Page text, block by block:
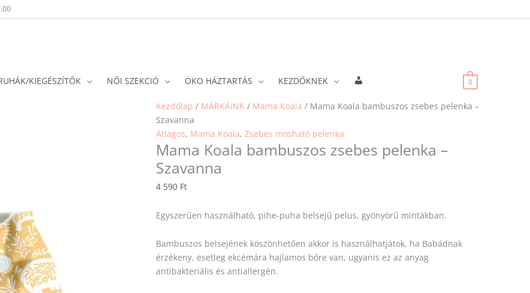
KIEGÉSZÍTŐK NŐI SZEKCIÓ ÖKO HÁZTARTÁS KEZDŐKNEK 0
Kezdőlap / MÁRKÁINK / Mama Koala / Mama Koala bambuszos zsebes pelenka –
Szavanna
Átlagos, Mama Koala, Zsebes mosható pelenka
Mama Koala bambuszos zsebes pelenka –
Szavanna
4 590 Ft
Egyszerűen használható, pihe-puha belsejű pelus, gyönyörű mintákban.
Bambuszos belsejének köszönhetően akkor is használhatjátok, ha Babádnak
érzékeny, esetleg ekcémára hajlamos bőre van, ugyanis ez az anyag
antibakteriális és antiallergén.